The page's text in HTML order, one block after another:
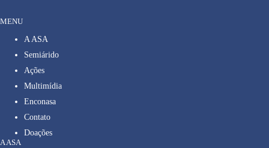
MENU
A ASA
Semiárido
Ações
Multimídia
Enconasa
Contato
Doações
A ASA